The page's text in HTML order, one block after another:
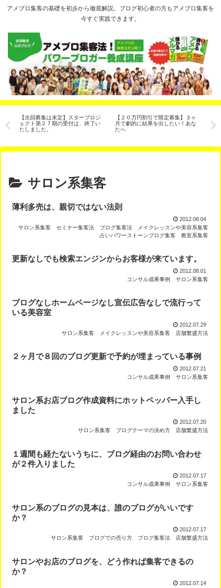
アメブロ集客の基礎を初歩から徹底解説。ブログ初心者の方もアメブロ集客を
今すぐ実践できます。
【次回募集は未定】スタープロジ
ェクト第２７期の受付は、終了い
たしました。
【２０万円割引で限定募集】３ヶ
月で劇的に結果を出したい！あな
たへ
イ
サロン系集客
薄利多売は、親切ではない法則
2012.08.04
サロン系集客
セミナー集客法 ブログ集客法
メイクレッスンや美容系集客
占いパワーストーンブログ集客
教室系集客
更新なしでも検索エンジンからお客様が来ています。
2012.08.01
コンサル成果事例
サロン系集客
ブログなしホームページなし宣伝広告なしで流行って
いる美容室
2012.07.29
サロン系集客
メイクレッスンや美容系集客 店舗繁盛方法
２ヶ月で８回のブログ更新で予約が埋まっている事例
2012.07.21
コンサル成果事例
サロン系集客
サロン系お店ブログ作成資料にホットペッパー入手し
ました
2012.07.20
サロン系集客
ブログテーマの決め方 店舗繁盛方法
１週間も経たないうちに、ブログ経由のお問い合わせ
が２件入りました
2012.07.17
コンサル成果事例
サロン系集客
サロン系のブログの見本は、誰のブログがいいです
か？
2012.07.17
サロン系集客
ブログでの売り方 ブログ集客法 店舗繁盛方法
サロンやお店のブログを、どう作れば集客できるの
か？
2012.07.14